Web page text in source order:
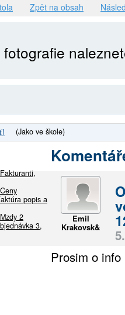
Zpět na obsah
fotografie
(Jako ve škole)
popis a
2
3,
Emil
Krakovsk&
Prosim o